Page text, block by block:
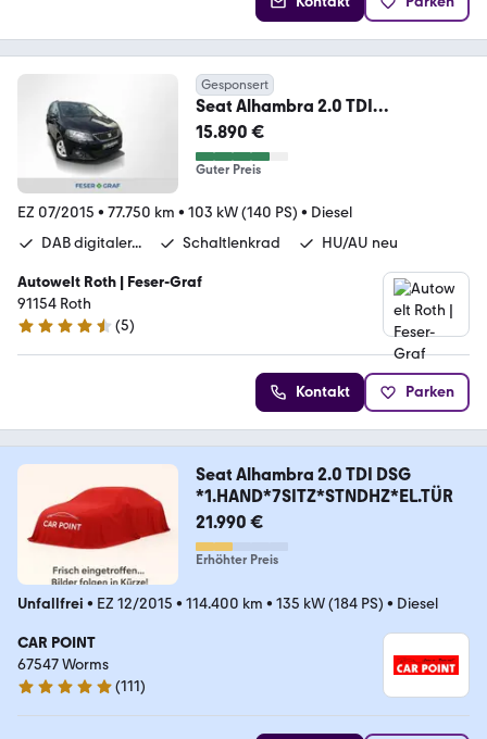
Gesponsert
Seat Alhambra 2.0 TDI
NAVI/KAMERA/7 SITZE/PDC/SHZ
15.890 €
Guter Preis
EZ 07/2015 • 77.750 km • 103 kW (140 PS) • Diesel
DAB digitaler...
Schaltlenkrad HU/AU neu
Autowelt Roth | Feser-Graf
91154 Roth
4.4 Sterne
(5)
Kontakt Parken
Seat Alhambra 2.0 TDI DSG
*1.HAND*7SITZ*STNDHZ*EL.TÜR
21.990 €
Erhöhter Preis
Unfallfrei • EZ 12/2015 • 114.400 km • 135 kW (184 PS) • Diesel
CAR POINT
67547 Worms
4.8 Sterne
(111)